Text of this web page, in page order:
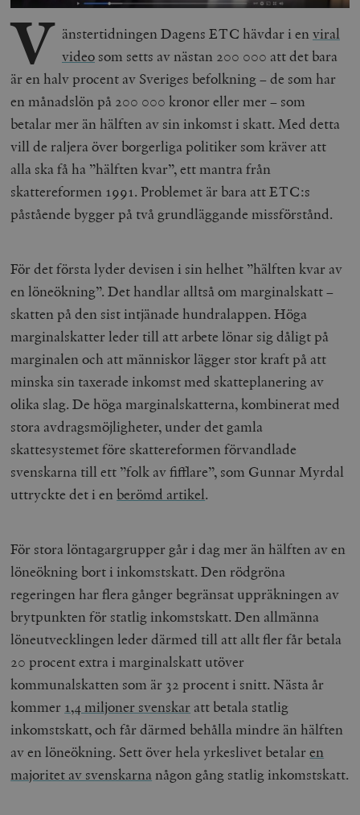
V änstertidningen Dagens ETC hävdar i enviral
videosom setts av nästan 200 000 att det bara
är en halv procent av Sveriges befolkning – de som har
en månadslön på 200 000 kronor eller mer – som
betalar mer än hälften av sin inkomst i skatt. Med detta
vill de raljera över borgerliga politiker som kräver att
alla ska få ha ”hälften kvar”, ett mantra från
skattereformen 1991. Problemet är bara att ETC:s
påstående bygger på två grundläggande missförstånd.
För det första lyder devisen i sin helhet ”hälften kvar av
en löneökning”. Det handlar alltså om marginalskatt –
skatten på den sist intjänade hundralappen. Höga
marginalskatter leder till att arbete lönar sig dåligt på
marginalen och att människor lägger stor kraft på att
minska sin taxerade inkomst med skatteplanering av
olika slag. De höga marginalskatterna, kombinerat med
stora avdragsmöjligheter, under det gamla
skattesystemet före skattereformen förvandlade
svenskarna till ett ”folk av fifflare”, som Gunnar Myrdal
uttryckte det i en berömd artikel.
För stora löntagargrupper går i dag mer än hälften av en
löneökning bort i inkomstskatt. Den rödgröna
regeringen har flera gånger begränsat uppräkningen av
brytpunkten för statlig inkomstskatt. Den allmänna
löneutvecklingen leder därmed till att allt fler får betala
20 procent extra i marginalskatt utöver
kommunalskatten som är 32 procent i snitt. Nästa år
kommer 1,4 miljoner svenskar att betala statlig
inkomstskatt, och får därmed behålla mindre än hälften
av en löneökning. Sett över hela yrkeslivet betalaren
majoritet av svenskarna någon gång statlig inkomstskatt.